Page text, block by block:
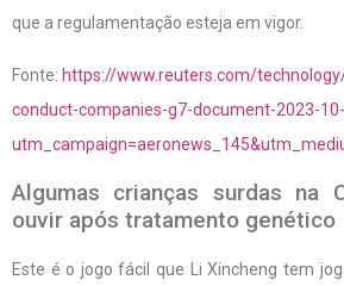
que a regulamentação esteja em vigor.
Fonte: https://www.reuters.com/
conduct-companies-g7-document-2023-
Algumas crianças surdas na
ouvir após tratamento genético
Este é o jogo fácil que Li Xincheng tem